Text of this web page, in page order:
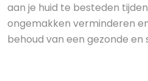
aan je huid te besteden
ongemakken verminderen
behoud van een gezonde en